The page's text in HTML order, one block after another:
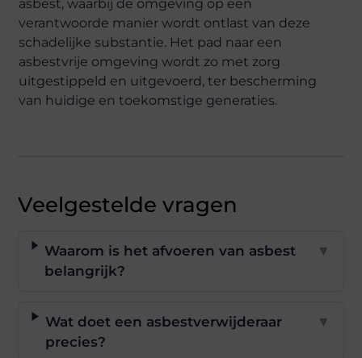
asbest, waarbij de omgeving op een
verantwoorde manier wordt ontlast van deze
schadelijke substantie. Het pad naar een
asbestvrije omgeving wordt zo met zorg
uitgestippeld en uitgevoerd, ter bescherming
van huidige en toekomstige generaties.
Veelgestelde vragen
Waarom is het afvoeren van asbest
belangrijk?
▼
Wat doet een asbestverwijderaar
precies?
▼